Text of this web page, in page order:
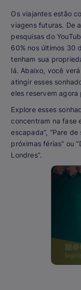
Os viajantes estão
viagens futuras. De
pesquisas do
60% nos últimos 30
tenham sua
lá. Abaixo, você
atingir esses
eles reservem
Explore esses
concentram na fase
escapada”, “Pare
próximas férias” ou
Londres”.